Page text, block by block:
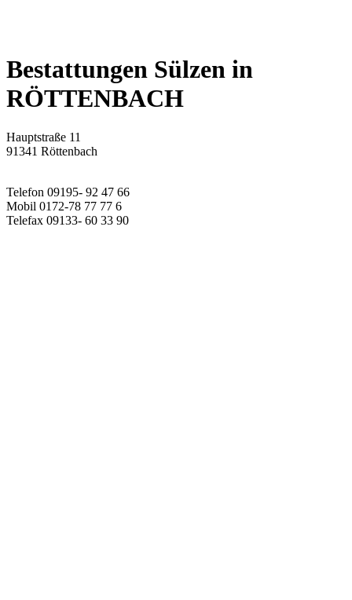
Bestattungen Sülzen in
RÖTTENBACH
Hauptstraße 11
91341 Röttenbach
Telefon 09195- 92 47 66
Mobil 0172-78 77 77 6
Telefax 09133- 60 33 90